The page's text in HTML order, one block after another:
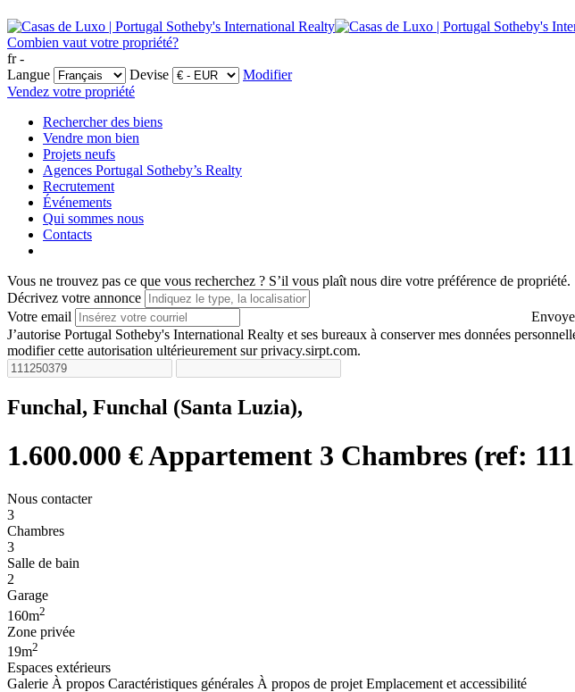
Combien vaut votre propriété?
fr -
Langue
Devise
Modifier
Vendez votre propriété
Rechercher des biens
Vendre mon bien
Projets neufs
Agences Portugal Sotheby’s Realty
Recrutement
Événements
Qui sommes nous
Contacts
Vous ne trouvez pas ce que vous recherchez ? S’il vous plaît nous dire votre préférence de propriété.
Décrivez votre annonce
Votre email
J’autorise Portugal Sotheby's International Realty et ses bureaux à conserver mes données
modifier cette autorisation ultérieurement sur privacy.sirpt.com.
Funchal, Funchal (Santa Luzia),
1.600.000 €Appartement 3 Chambres (ref:
Nous contacter
3
Chambres
3
Salle de bain
2
Garage
160m2
Zone privée
19m2
Espaces extérieurs
Galerie À propos Caractéristiques générales À propos de projet Emplacement et accessibilité